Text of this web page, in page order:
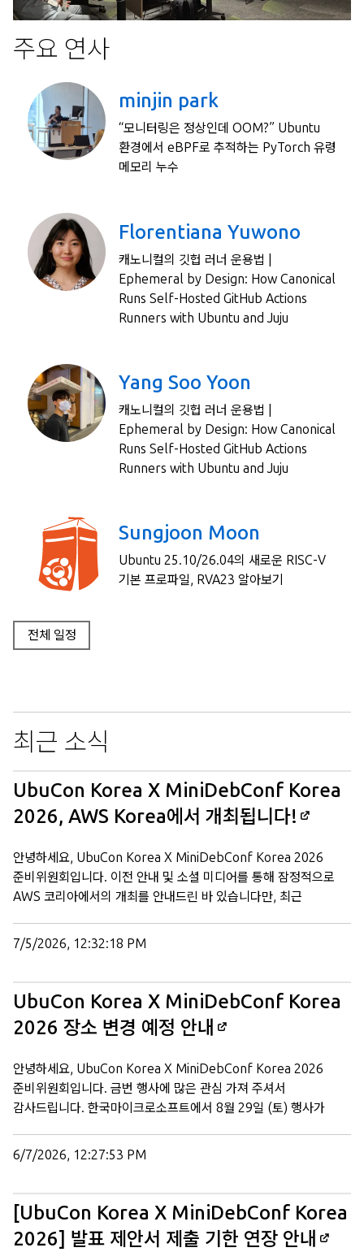
주요 연사
minjin park
“모니터링은 정상인데 OOM?” Ubuntu
환경에서 eBPF로 추적하는 PyTorch 유령
메모리 누수
Florentiana Yuwono
캐노니컬의 깃헙 러너 운용법 |
Ephemeral by Design: How Canonical
Runs Self-Hosted GitHub Actions
Runners with Ubuntu and Juju
Yang Soo Yoon
캐노니컬의 깃헙 러너 운용법 |
Ephemeral by Design: How Canonical
Runs Self-Hosted GitHub Actions
Runners with Ubuntu and Juju
Sungjoon Moon
Ubuntu 25.10/26.04의 새로운 RISC-V
기본 프로파일, RVA23 알아보기
전체 일정
최근 소식
UbuCon Korea X MiniDebConf Korea
2026, AWS Korea에서 개최됩니다!
안녕하세요, UbuCon Korea X MiniDebConf Korea 2026
준비위원회입니다. 이전 안내 및 소셜 미디어를 통해 잠정적으로
AWS 코리아에서의 개최를 안내드린 바 있습니다만, 최근
아미존웹서비시즈코리아가 위치한 센터필드 EAST, 18층에서
MiniDebConf와 함께 행사가 진행됩니다. 이에 따라 부스 및 행사
게시 예정입니다. 이에 이용에 참조 부탁드립니다. 특히 참가하시는
분들께서는, 센터필드 측에서 출입 관리를 위한 QR코드를 행사
직전 별도로 발송할 예정이오니 반드시 잊지 말고 신청하셨던 번호
다시 한 번 저희 행사에 관심 가져주셔서 감사드리며, 행사 당일
뵙겠습니다. UbuCon Korea X MiniDebConf Korea 2026
준비위원회 드림. 2개의 게시물 - 2명의 참여자 전체 주제 읽기
7/5/2026, 12:32:18 PM
UbuCon Korea X MiniDebConf Korea
2026 장소 변경 예정 안내
안녕하세요, UbuCon Korea X MiniDebConf Korea 2026
준비위원회입니다. 금번 행사에 많은 관심 가져 주셔서
감사드립니다. 한국마이크로소프트에서 8월 29일 (토) 행사가
가능한 장소를 확인 및 협의 중에 있습니다. 확정되는 대로 새로
변경된 장소에 대해 안내 드릴 예정이오니, 참가 등록 및 취소, 발표
부탁드립니다. 1개의 게시물 - 1명의 참여자 전체 주제 읽기
6/7/2026, 12:27:53 PM
[UbuCon Korea X MiniDebConf Korea
2026] 발표 제안서 제출 기한 연장 안내